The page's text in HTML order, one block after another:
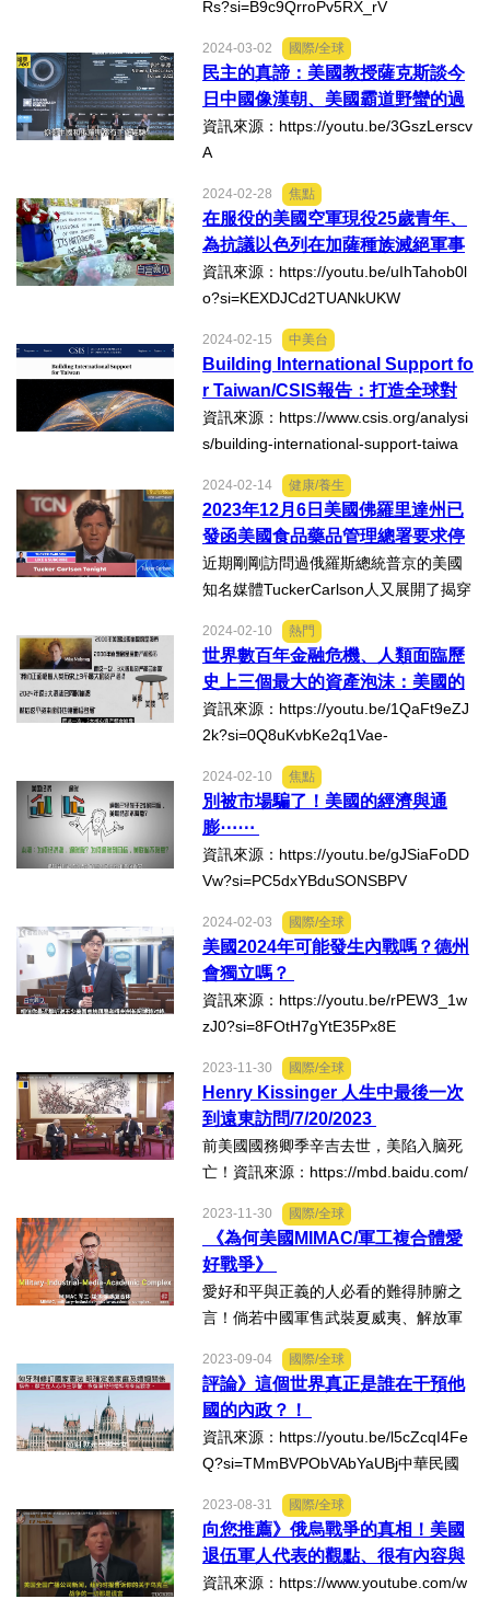
Rs?si=B9c9QrroPv5RX_rV
2024-03-02 國際/全球
民主的真諦：美國教授薩克斯談今
日中國像漢朝、美國霸道野蠻的過
往⋯主持人半尷尬制止！
資訊來源：https://youtu.be/3GszLerscv
A
2024-02-28 焦點
在服役的美國空軍現役25歲青年、
為抗議以色列在加薩種族滅絕軍事
行動而自焚身亡！
資訊來源：https://youtu.be/uIhTahob0l
o?si=KEXDJCd2TUANkUKW
2024-02-15 中美台
Building International Support fo
r Taiwan/CSIS報告：打造全球對
台灣支持
資訊來源：https://www.csis.org/analysi
s/building-international-support-taiwa
H_6uoaE9HUPK1G2sbjwLZw6jI8ZEDC
bjd7A_aem_AYZCxZf0h05x2z9gstimjX
bIwM4c0EKP1aNjf4uFmPx1...
2024-02-14 健康/養生
2023年12月6日美國佛羅里達州已
發函美國食品藥品管理總署要求停
止使用這類mRNA疫苗！
近期剛剛訪問過俄羅斯總統普京的美國
知名媒體TuckerCarlson人又展開了揭穿
能帶來的人體危害及美國向世界推廣這
些信使核糖核酸疫苗（mRNA)對發展中
國家可能造成的後患的媒體戰役...
2024-02-10 熱門
世界數百年金融危機、人類面臨歷
史上三個最大的資產泡沫：美國的
股市、債市、房市
資訊來源：https://youtu.be/1QaFt9eZJ
2k?si=0Q8uKvbKe2q1Vae-
2024-02-10 焦點
別被市場騙了！美國的經濟與通
膨⋯⋯
資訊來源：https://youtu.be/gJSiaFoDD
Vw?si=PC5dxYBduSONSBPV
2024-02-03 國際/全球
美國2024年可能發生內戰嗎？德州
會獨立嗎？
資訊來源：https://youtu.be/rPEW3_1w
zJ0?si=8FOtH7gYtE35Px8E
2023-11-30 國際/全球
Henry Kissinger 人生中最後一次
到遠東訪問/7/20/2023
前美國國務卿季辛吉去世，美陷入脑死
亡！資訊來源：https://mbd.baidu.com/
1228790622642587468&uk=e4YmgnA
Zb0pYIEAi_jDKMg&rawFrom=feed_vid
eo_landing&sour...
2023-11-30 國際/全球
《為何美國MIMAC/軍工複合體愛
好戰爭》
愛好和平與正義的人必看的難得肺腑之
言！倘若中國軍售武裝夏威夷、解放軍
樣？丹麥學者楊歐伯格/JanOberg是現
任瑞典的跨國和平暨未來基金創辦人。
現在的西方帝國霸權...
2023-09-04 國際/全球
評論》這個世界真正是誰在干預他
國的內政？！
資訊來源：https://youtu.be/l5cZcqI4Fe
Q?si=TMmBVPObVAbYaUBj中華民國
舉，綠營媒體都在宣傳中國大陸正在介
入台灣大選，而事實上真正積極介入台
灣大選的國家是最喜歡干預他國...
2023-08-31 國際/全球
向您推薦》俄烏戰爭的真相！美國
退伍軍人代表的觀點、很有內容與
信息。
資訊來源：https://www.youtube.com/w